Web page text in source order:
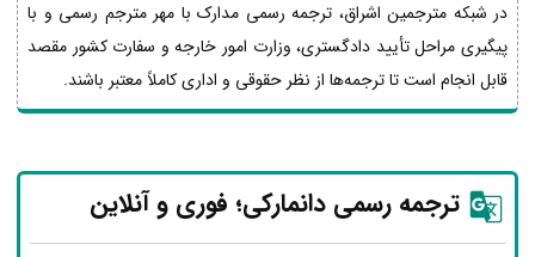
در شبکه مترجمین اشراق، ترجمه رسمی مدارک با مهر مترجم رسمی و با
پیگیری مراحل تأیید دادگستری، وزارت امور خارجه و سفارت کشور مقصد
قابل انجام است تا ترجمه‌ها از نظر حقوقی و اداری کاملاً معتبر باشند.
ترجمه رسمی دانمارکی؛ فوری و آنلاین